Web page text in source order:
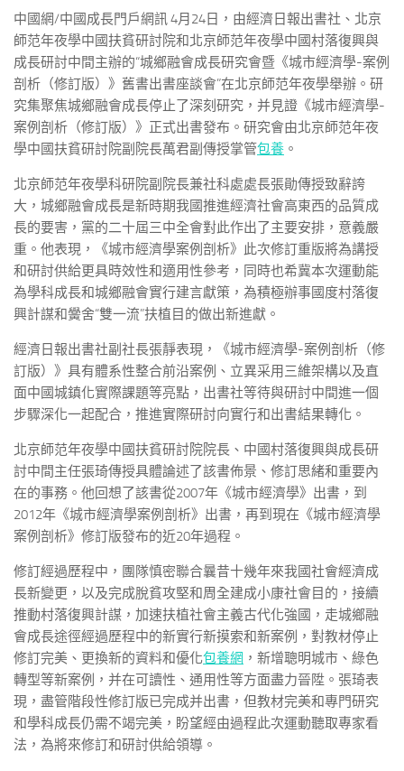
中國網/中國成長門戶網訊 4月24日，由經濟日報出書社、北京
師范年夜學中國扶貧研討院和北京師范年夜學中國村落復興與
成長研討中間主辦的“城鄉融會成長研究會暨《城市經濟學-案例
剖析（修訂版）》舊書出書座談會”在北京師范年夜學舉辦。研
究集聚焦城鄉融會成長停止了深刻研究，并見證《城市經濟學-
案例剖析（修訂版）》正式出書發布。研究會由北京師范年夜
學中國扶貧研討院副院長萬君副傳授掌管包養 。
北京師范年夜學科研院副院長兼社科處處長張勛傳授致辭誇
大，城鄉融會成長是新時期我國推進經濟社會高東西的品質成
長的要害，黨的二十屆三中全會對此作出了主要安排，意義嚴
重。他表現，《城市經濟學案例剖析》此次修訂重版將為講授
和研討供給更具時效性和適用性參考，同時也希冀本次運動能
為學科成長和城鄉融會實行建言獻策，為積極辦事國度村落復
興計謀和黌舍“雙一流”扶植目的做出新進獻。
經濟日報出書社副社長張靜表現，《城市經濟學-案例剖析（修
訂版）》具有體系性整合前沿案例、立異采用三維架構以及直
面中國城鎮化實際課題等亮點，出書社等待與研討中間進一個
步驟深化一起配合，推進實際研討向實行和出書結果轉化。
北京師范年夜學中國扶貧研討院院長、中國村落復興與成長研
討中間主任張琦傳授具體論述了該書佈景、修訂思緒和重要內
在的事務。他回想了該書從2007年《城市經濟學》出書，到
2012年《城市經濟學案例剖析》出書，再到現在《城市經濟學
案例剖析》修訂版發布的近20年過程。
修訂經過歷程中，團隊慎密聯合曩昔十幾年來我國社會經濟成
長新變更，以及完成脫貧攻堅和周全建成小康社會目的，接續
推動村落復興計謀，加速扶植社會主義古代化強國，走城鄉融
會成長途徑經過歷程中的新實行新摸索和新案例，對教材停止
修訂完美、更換新的資料和優化包養網 ，新增聰明城市、綠色
轉型等新案例，并在可讀性、通用性等方面盡力晉陞。張琦表
現，盡管階段性修訂版已完成并出書，但教材完美和專門研究
和學科成長仍需不竭完美，盼望經由過程此次運動聽取專家看
法，為將來修訂和研討供給領導。